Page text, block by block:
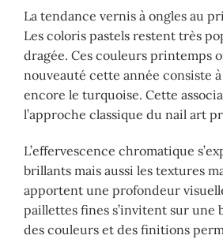
La tendance vernis à ongles au
Les coloris pastels restent très
dragée. Ces couleurs printemps
nouveauté cette année consiste
encore le turquoise. Cette
l’approche classique du nail art
L’effervescence chromatique
brillants mais aussi les textures
apportent une profondeur
paillettes fines s’invitent sur une
des couleurs et des finitions